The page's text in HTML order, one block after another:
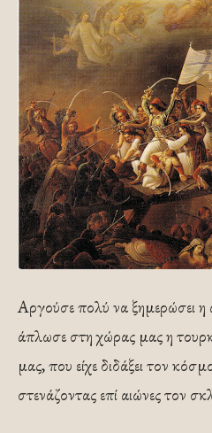
Αργούσε πολύ να ξημερώσει η
άπλωσε στη χώρας μας η
μας, που είχε διδάξει τον
στενάζοντας επί αιώνες τον